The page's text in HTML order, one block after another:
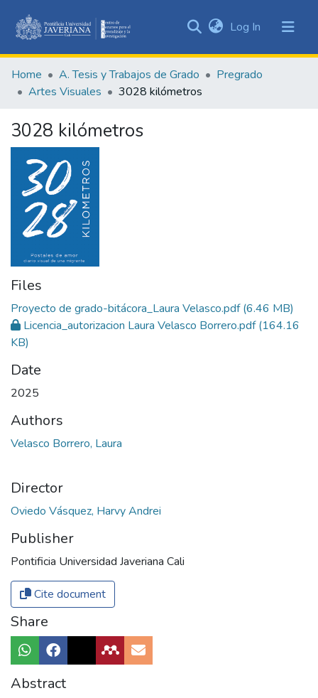
&
Collections
Log In (current)
Home A. Tesis y Trabajos de Grado
Pregrado
Artes Visuales
3028 kilómetros
3028 kilómetros
Files
Proyecto de grado-bitácora_Laura Velasco.pdf(6.46 MB)
Licencia_autorizacion Laura Velasco Borrero.pdf(164.16
KB)
Date
2025
Authors
Velasco Borrero, Laura
Director
Oviedo Vásquez, Harvy Andrei
Publisher
Pontificia Universidad Javeriana Cali
Cite document
Share
Abstract